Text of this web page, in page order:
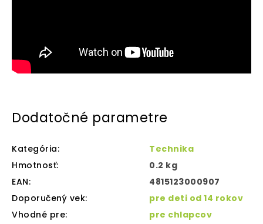
Dodatočné parametre
Kategória:
Technika
Hmotnosť:
0.2 kg
EAN:
4815123000907
Doporučený vek:
pre deti od 14 rokov
Vhodné pre:
pre chlapcov